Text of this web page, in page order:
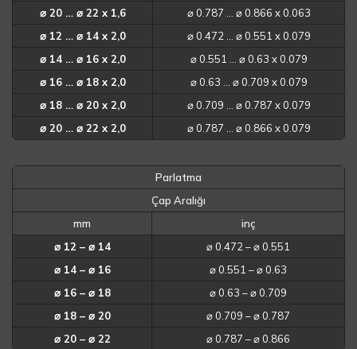
⌀ 20 … ⌀ 22 x 1,6
⌀ 0.787 … ⌀ 0.866 x 0.063
⌀ 12 … ⌀ 14 x 2,0
⌀ 0.472 … ⌀ 0.551 x 0.079
⌀ 14 … ⌀ 16 x 2,0
⌀ 0.551 … ⌀ 0.63 x 0.079
⌀ 16 … ⌀ 18 x 2,0
⌀ 0.63 … ⌀ 0.709 x 0.079
⌀ 18 … ⌀ 20 x 2,0
⌀ 0.709 … ⌀ 0.787 x 0.079
⌀ 20 … ⌀ 22 x 2,0
⌀ 0.787 … ⌀ 0.866 x 0.079
Parlatma
Çap Aralığı
mm
inç
⌀ 12 – ⌀ 14
⌀ 0.472 – ⌀ 0.551
⌀ 14 – ⌀ 16
⌀ 0.551 – ⌀ 0.63
⌀ 16 – ⌀ 18
⌀ 0.63 – ⌀ 0.709
⌀ 18 – ⌀ 20
⌀ 0.709 – ⌀ 0.787
⌀ 20 – ⌀ 22
⌀ 0.787 – ⌀ 0.866